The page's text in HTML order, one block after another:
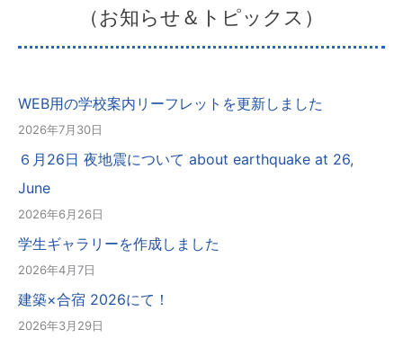
（お知らせ＆トピックス）
WEB用の学校案内リーフレットを更新しました
2026年7月30日
６月26日 夜地震について about earthquake at 26,
June
2026年6月26日
学生ギャラリーを作成しました
2026年4月7日
建築×合宿 2026にて！
2026年3月29日